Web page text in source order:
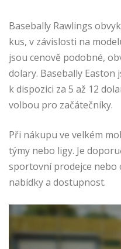
Basebally Rawlings
kus, v závislosti na
jsou cenově podobné,
dolary. Basebally Easton
k dispozici za 5 až 12
volbou pro začátečníky.
Při nákupu ve velkém
týmy nebo ligy. Je
sportovní prodejce
nabídky a dostupnost.